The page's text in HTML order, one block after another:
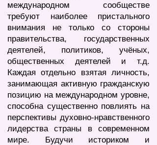
международном сообществе
требуют наиболее пристального
внимания не только со стороны
правительства, государственных
деятелей, политиков, учёных,
общественных деятелей и т.д.
Каждая отдельно взятая личность,
занимающая активную гражданскую
позицию на международном уровне,
способна существенно повлиять на
перспективы духовно-нравственного
лидерства страны в современном
мире. Будучи историком и